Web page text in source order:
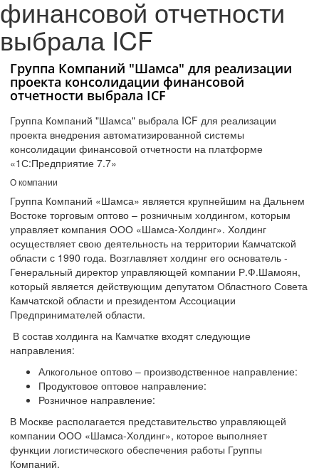
финансовой отчетности
выбрала ICF
Группа Компаний "Шамса" для реализации
проекта консолидации финансовой
отчетности выбрала ICF
Группа Компаний "Шамса" выбрала ICF для реализации
проекта внедрения автоматизированной системы
консолидации финансовой отчетности на платформе
«1С:Предприятие 7.7»
О компании
Группа Компаний «Шамса» является крупнейшим на Дальнем
Востоке торговым оптово – розничным холдингом, которым
управляет компания ООО «Шамса-Холдинг». Холдинг
осуществляет свою деятельность на территории Камчатской
области с 1990 года. Возглавляет холдинг его основатель -
Генеральный директор управляющей компании Р.Ф.Шамоян,
который является действующим депутатом Областного Совета
Камчатской области и президентом Ассоциации
Предпринимателей области.
В состав холдинга на Камчатке входят следующие
направления:
Алкогольное оптово – производственное направление:
Продуктовое оптовое направление:
Розничное направление:
В Москве располагается представительство управляющей
компании ООО «Шамса-Холдинг», которое выполняет
функции логистического обеспечения работы Группы
Компаний.